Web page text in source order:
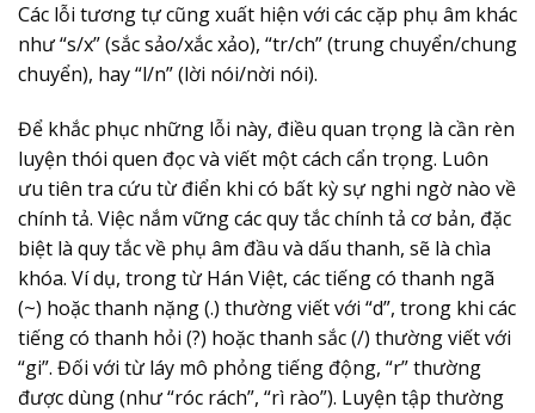
Các lỗi tương tự cũng xuất hiện với các cặp phụ âm khác
như “s/x” (sắc sảo/xắc xảo), “tr/ch” (trung chuyển/chung
chuyển), hay “l/n” (lời nói/nời nói).
Để khắc phục những lỗi này, điều quan trọng là cần rèn
luyện thói quen đọc và viết một cách cẩn trọng. Luôn
ưu tiên tra cứu từ điển khi có bất kỳ sự nghi ngờ nào về
chính tả. Việc nắm vững các quy tắc chính tả cơ bản, đặc
biệt là quy tắc về phụ âm đầu và dấu thanh, sẽ là chìa
khóa. Ví dụ, trong từ Hán Việt, các tiếng có thanh ngã
(~) hoặc thanh nặng (.) thường viết với “d”, trong khi các
tiếng có thanh hỏi (?) hoặc thanh sắc (/) thường viết với
“gi”. Đối với từ láy mô phỏng tiếng động, “r” thường
được dùng (như “róc rách”, “rì rào”). Luyện tập thường